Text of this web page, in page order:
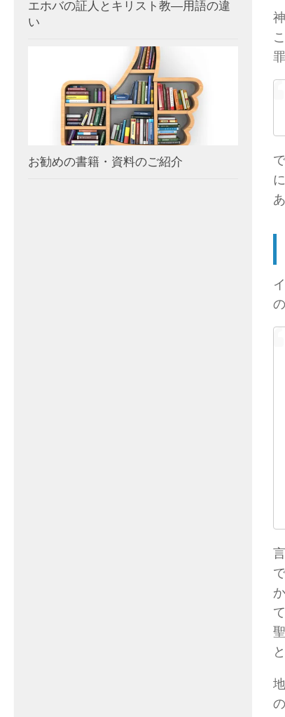
エホバの証人とキリスト教―用語の違
い
お勧めの書籍・資料のご紹介